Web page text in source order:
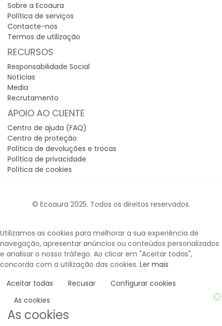
Sobre a Ecoaura
Política de serviços
Contacte-nos
Termos de utilização
RECURSOS
Responsabilidade Social
Notícias
Media
Recrutamento
APOIO AO CLIENTE
Centro de ajuda (FAQ)
Centro de proteção
Política de devoluções e trocas
Política de privacidade
Política de cookies
© Ecoaura 2025. Todos os direitos reservados.
Utilizamos as cookies para melhorar a sua experiência de
navegação, apresentar anúncios ou conteúdos personalizados
e analisar o nosso tráfego. Ao clicar em "Aceitar todas",
concorda com a utilização das cookies. Ler mais
Aceitar todas
Recusar
Configurar cookies
As cookies
As cookies